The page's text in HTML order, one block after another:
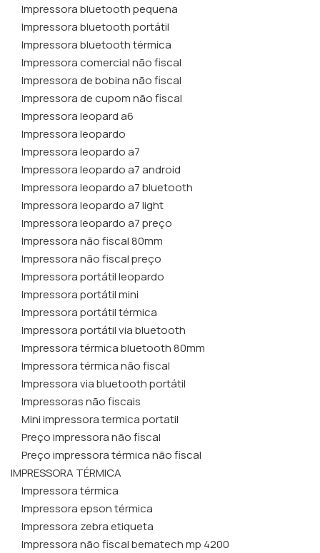
Impressora bluetooth pequena
Impressora bluetooth portátil
Impressora bluetooth térmica
Impressora comercial não fiscal
Impressora de bobina não fiscal
Impressora de cupom não fiscal
Impressora leopard a6
Impressora leopardo
Impressora leopardo a7
Impressora leopardo a7 android
Impressora leopardo a7 bluetooth
Impressora leopardo a7 light
Impressora leopardo a7 preço
Impressora não fiscal 80mm
Impressora não fiscal preço
Impressora portátil leopardo
Impressora portátil mini
Impressora portátil térmica
Impressora portátil via bluetooth
Impressora térmica bluetooth 80mm
Impressora térmica não fiscal
Impressora via bluetooth portátil
Impressoras não fiscais
Mini impressora termica portatil
Preço impressora não fiscal
Preço impressora térmica não fiscal
IMPRESSORA TÉRMICA
Impressora térmica
Impressora epson térmica
Impressora zebra etiqueta
Impressora não fiscal bematech mp 4200